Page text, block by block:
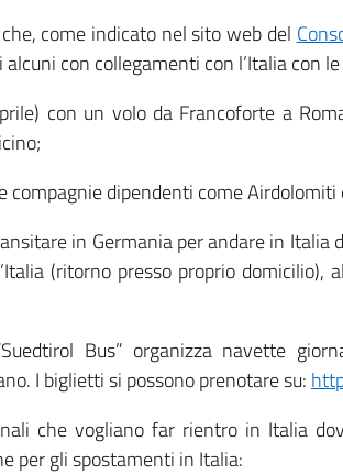
come indicato nel sito web del
con collegamenti con l’Italia con
con un volo da Francoforte a
compagnie dipendenti come Airdolomiti
in Germania per andare in Italia
(ritorno presso proprio domicilio),
Bus” organizza navette
I biglietti si possono prenotare su:
che vogliano far rientro in Italia
per gli spostamenti in Italia: